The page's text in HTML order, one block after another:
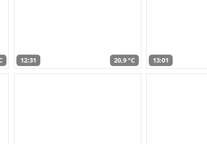
12:31 20,9 °C 13:01